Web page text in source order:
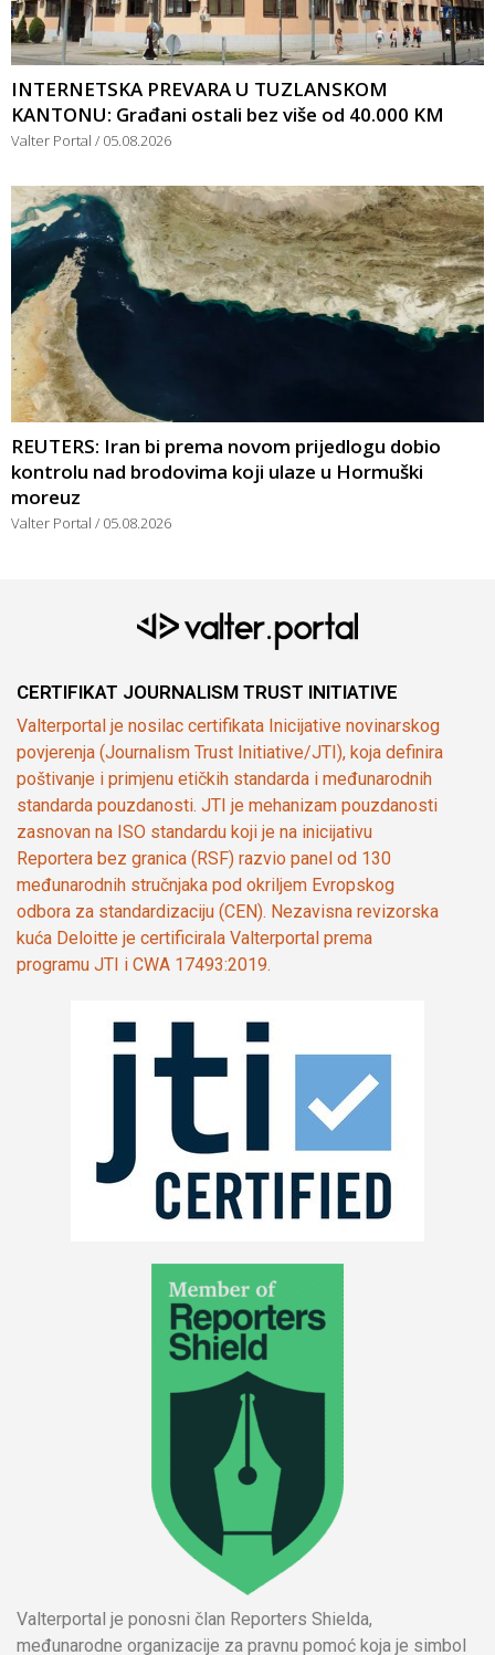
INTERNETSKA PREVARA U TUZLANSKOM
KANTONU: Građani ostali bez više od 40.000 KM
Valter Portal 05.08.2026
REUTERS: Iran bi prema novom prijedlogu dobio
kontrolu nad brodovima koji ulaze u Hormuški
moreuz
Valter Portal 05.08.2026
CERTIFIKAT JOURNALISM TRUST INITIATIVE
Valterportal je nosilac certifikata Inicijative novinarskog
povjerenja (Journalism Trust Initiative/JTI), koja definira
poštivanje i primjenu etičkih standarda i međunarodnih
standarda pouzdanosti. JTI je mehanizam pouzdanosti
zasnovan na ISO standardu koji je na inicijativu
Reportera bez granica (RSF) razvio panel od 130
međunarodnih stručnjaka pod okriljem Evropskog
odbora za standardizaciju (CEN). Nezavisna revizorska
kuća Deloitte je certificirala Valterportal prema
programu JTI i CWA 17493:2019.
Valterportal je ponosni član Reporters Shielda,
međunarodne organizacije za pravnu pomoć koja je simbol